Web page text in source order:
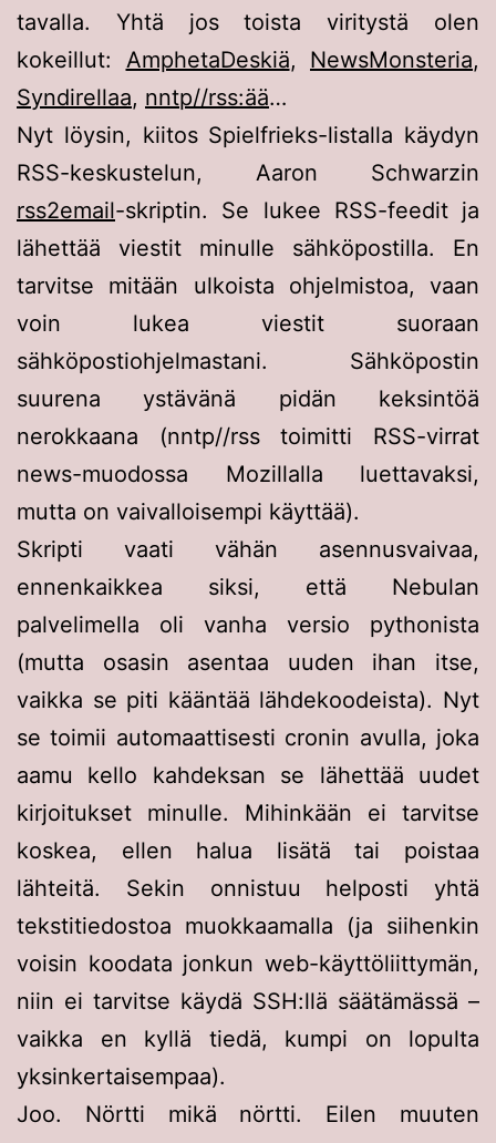
tavalla. Yhtä jos toista viritystä olen
kokeillut: AmphetaDeskiä, NewsMonsteria,
Syndirellaa, nntp//rss:ää…
Nyt löysin, kiitos Spielfrieks-listalla käydyn
RSS-keskustelun, Aaron Schwarzin
rss2email-skriptin. Se lukee RSS-feedit ja
lähettää viestit minulle sähköpostilla. En
tarvitse mitään ulkoista ohjelmistoa, vaan
voin lukea viestit suoraan
sähköpostiohjelmastani. Sähköpostin
suurena ystävänä pidän keksintöä
nerokkaana (nntp//rss toimitti RSS-virrat
news-muodossa Mozillalla luettavaksi,
mutta on vaivalloisempi käyttää).
Skripti vaati vähän asennusvaivaa,
ennenkaikkea siksi, että Nebulan
palvelimella oli vanha versio pythonista
(mutta osasin asentaa uuden ihan itse,
vaikka se piti kääntää lähdekoodeista). Nyt
se toimii automaattisesti cronin avulla, joka
aamu kello kahdeksan se lähettää uudet
kirjoitukset minulle. Mihinkään ei tarvitse
koskea, ellen halua lisätä tai poistaa
lähteitä. Sekin onnistuu helposti yhtä
tekstitiedostoa muokkaamalla (ja siihenkin
voisin koodata jonkun web-käyttöliittymän,
niin ei tarvitse käydä SSH:llä säätämässä –
vaikka en kyllä tiedä, kumpi on lopulta
yksinkertaisempaa).
Joo. Nörtti mikä nörtti. Eilen muuten